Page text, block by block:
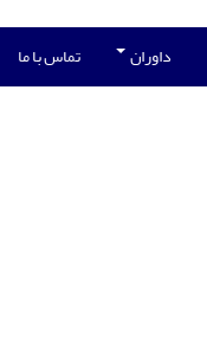
داوران تماس با ما